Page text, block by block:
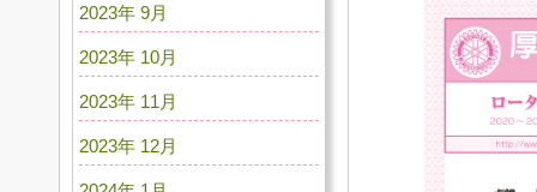
2023年 9月
2023年 10月
2023年 11月
2023年 12月